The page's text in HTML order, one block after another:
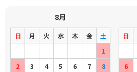
8月
日 月 火 水 木 金
土
1
2
3 4 5 6 7 8
日
6